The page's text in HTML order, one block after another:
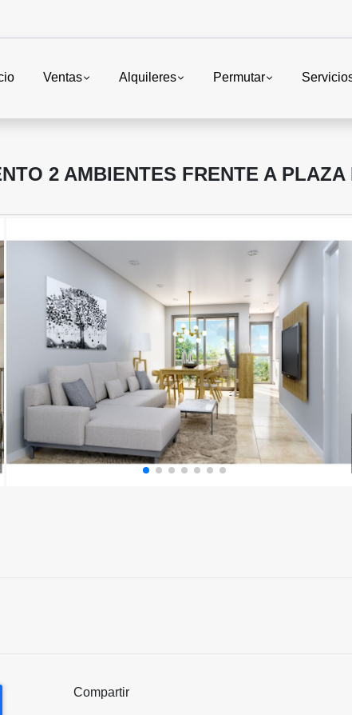
Ventas Alquileres Permutar
2 AMBIENTES FRENTE A PLAZA
Compartir